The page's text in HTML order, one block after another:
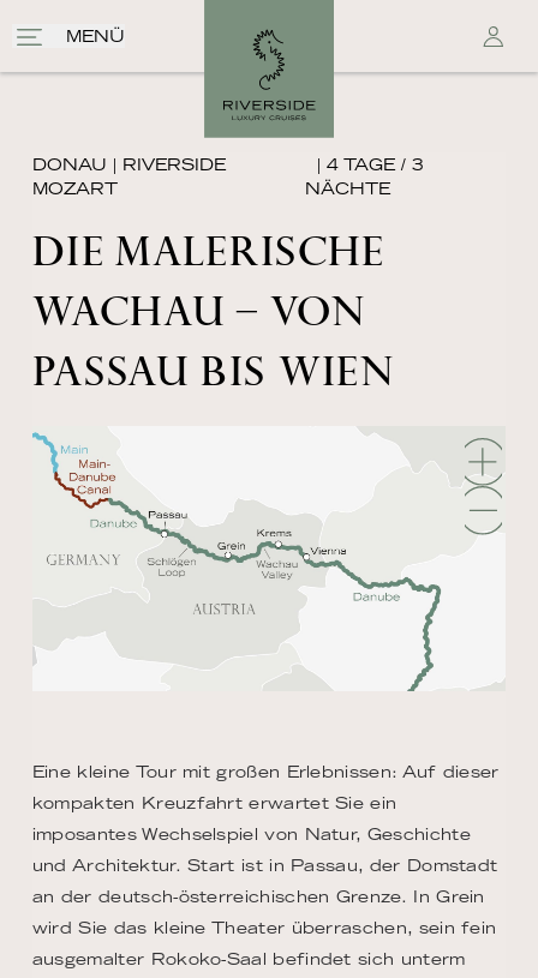
MENÜ
DONAU | RIVERSIDE
MOZART
| 4 TAGE / 3
NÄCHTE
DIE MALERISCHE
WACHAU – VON
PASSAU BIS WIEN
Eine kleine Tour mit großen Erlebnissen: Auf dieser
kompakten Kreuzfahrt erwartet Sie ein
imposantes Wechselspiel von Natur, Geschichte
und Architektur. Start ist in Passau, der Domstadt
an der deutsch-österreichischen Grenze. In Grein
wird Sie das kleine Theater überraschen, sein fein
ausgemalter Rokoko-Saal befindet sich unterm